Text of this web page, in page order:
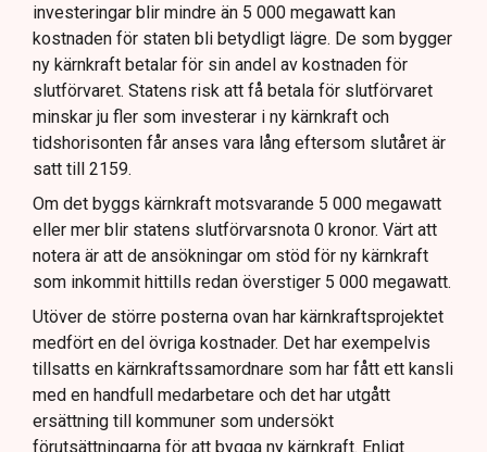
investeringar blir mindre än 5 000 megawatt kan
kostnaden för staten bli betydligt lägre. De som bygger
ny kärnkraft betalar för sin andel av kostnaden för
slutförvaret. Statens risk att få betala för slutförvaret
minskar ju fler som investerar i ny kärnkraft och
tidshorisonten får anses vara lång eftersom slutåret är
satt till 2159.
Om det byggs kärnkraft motsvarande 5 000 megawatt
eller mer blir statens slutförvarsnota 0 kronor. Värt att
notera är att de ansökningar om stöd för ny kärnkraft
som inkommit hittills redan överstiger 5 000 megawatt.
Utöver de större posterna ovan har kärnkraftsprojektet
medfört en del övriga kostnader. Det har exempelvis
tillsatts en kärnkraftssamordnare som har fått ett kansli
med en handfull medarbetare och det har utgått
ersättning till kommuner som undersökt
förutsättningarna för att bygga ny kärnkraft. Enligt